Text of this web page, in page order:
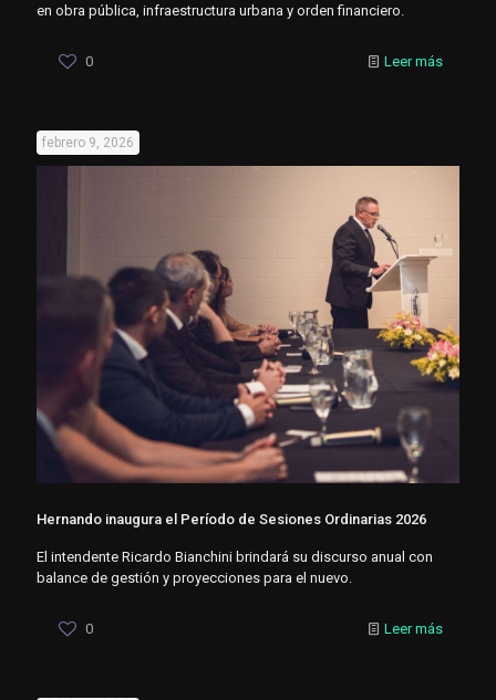
en obra pública, infraestructura urbana y orden financiero.
0 Leer más
febrero 9, 2026
Hernando inaugura el Período de Sesiones Ordinarias 2026
El intendente Ricardo Bianchini brindará su discurso anual con
balance de gestión y proyecciones para el nuevo.
0 Leer más